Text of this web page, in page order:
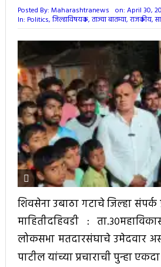
Posted By: Maharashtranews on: April 30,
In: Politics,जिल्हाविषयक, ताज्या बातम्या, राजकीय,
शिवसेना उबाठा गटाचे जिल्हा
माहितीदहिवडी :
लोकसभा मतदारसंघाचे उमेदवार
पाटील यांच्या प्रचाराची पुन्हा